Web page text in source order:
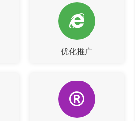
优化推广